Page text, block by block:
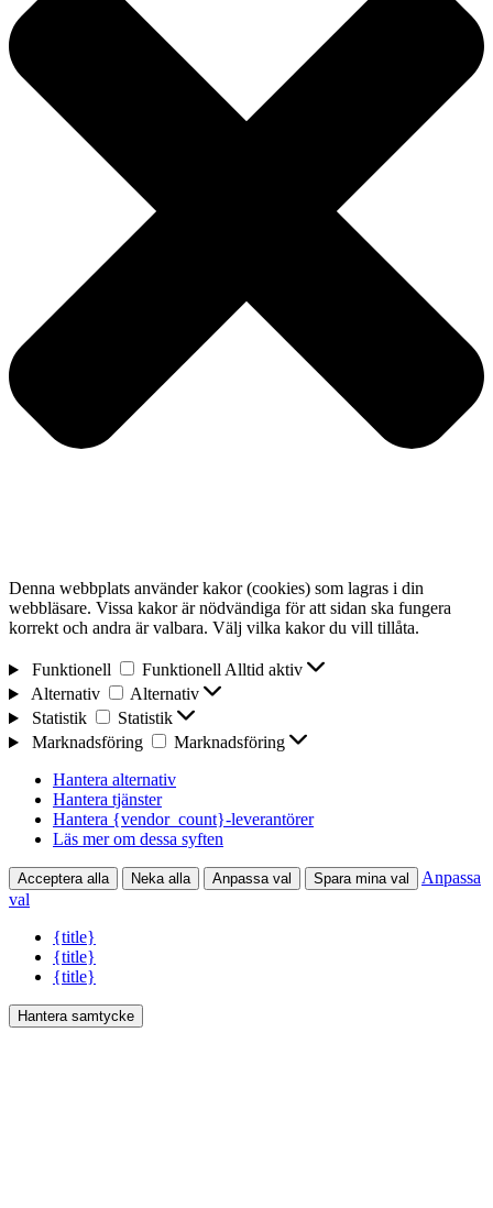
Denna webbplats använder kakor (cookies) som lagras i din
webbläsare. Vissa kakor är nödvändiga för att sidan ska fungera
korrekt och andra är valbara. Välj vilka kakor du vill tillåta.
Funktionell Funktionell Alltid aktiv
Alternativ
Alternativ
Statistik
Statistik
Marknadsföring
Marknadsföring
Hantera alternativ
Hantera tjänster
Hantera {vendor_count}-leverantörer
Läs mer om dessa syften
Acceptera alla Neka alla Anpassa val Spara mina val
Anpassa
val
{title}
{title}
{title}
Hantera samtycke